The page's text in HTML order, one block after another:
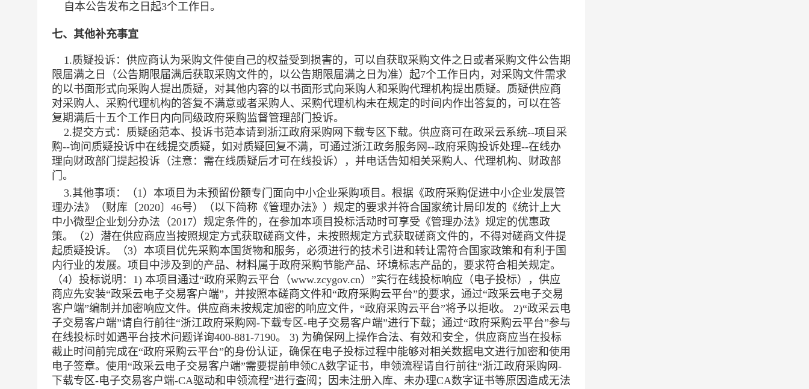
自本公告发布之日起3个工作日。
七、其他补充事宜
1.质疑投诉：供应商认为采购文件使自己的权益受到损害的，可以自获取采购文件之日或者采购文件公告期
限届满之日（公告期限届满后获取采购文件的，以公告期限届满之日为准）起7个工作日内，对采购文件需求
的以书面形式向采购人提出质疑，对其他内容的以书面形式向采购人和采购代理机构提出质疑。质疑供应商
对采购人、采购代理机构的答复不满意或者采购人、采购代理机构未在规定的时间内作出答复的，可以在答
复期满后十五个工作日内向同级政府采购监督管理部门投诉。
2.提交方式：质疑函范本、投诉书范本请到浙江政府采购网下载专区下载。供应商可在政采云系统--项目采
购--询问质疑投诉中在线提交质疑，如对质疑回复不满，可通过浙江政务服务网--政府采购投诉处理--在线办
理向财政部门提起投诉（注意：需在线质疑后才可在线投诉），并电话告知相关采购人、代理机构、财政部
门。
3.其他事项：
（1）本项目为未预留份额专门面向中小企业采购项目。根据《政府采购促进中小企业发展管
理办法》（财库〔2020〕46号）（以下简称《管理办法》）规定的要求并符合国家统计局印发的《统计上大
中小微型企业划分办法（2017）规定条件的，在参加本项目投标活动时可享受《管理办法》规定的优惠政
策。（2）潜在供应商应当按照规定方式获取磋商文件，未按照规定方式获取磋商文件的，不得对磋商文件提
起质疑投诉。（3）本项目优先采购本国货物和服务，必须进行的技术引进和转让需符合国家政策和有利于国
内行业的发展。项目中涉及到的产品、材料属于政府采购节能产品、环境标志产品的，要求符合相关规定。
（4）投标说明：1) 本项目通过“政府采购云平台（www.zcygov.cn）”实行在线投标响应（电子投标），供应
商应先安装“政采云电子交易客户端”，并按照本磋商文件和“政府采购云平台”的要求，通过“政采云电子交易
客户端”编制并加密响应文件。供应商未按规定加密的响应文件，“政府采购云平台”将予以拒收。 2)“政采云电
子交易客户端”请自行前往“浙江政府采购网-下载专区-电子交易客户端”进行下载；通过“政府采购云平台”参与
在线投标时如遇平台技术问题详询400-881-7190。 3) 为确保网上操作合法、有效和安全，供应商应当在投标
截止时间前完成在“政府采购云平台”的身份认证，确保在电子投标过程中能够对相关数据电文进行加密和使用
电子签章。使用“政采云电子交易客户端”需要提前申领CA数字证书，申领流程请自行前往“浙江政府采购网-
下载专区-电子交易客户端-CA驱动和申领流程”进行查阅；因未注册入库、未办理CA数字证书等原因造成无法